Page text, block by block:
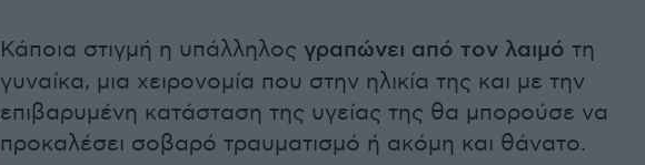
Κάποια στιγμή η υπάλληλος γραπώνει από τον λαιμό τη
γυναίκα, μια χειρονομία που στην ηλικία της και με την
επιβαρυμένη κατάσταση της υγείας της θα μπορούσε να
προκαλέσει σοβαρό τραυματισμό ή ακόμη και θάνατο.